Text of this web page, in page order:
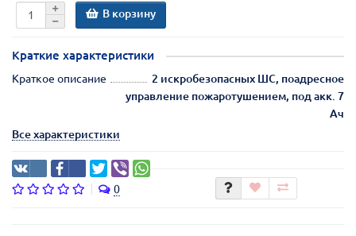
В корзину
Краткие характеристики
Краткое описание
2 искробезопасных ШС, поадресное
управление пожаротушением, под акк. 7
Ач
Все характеристики
0